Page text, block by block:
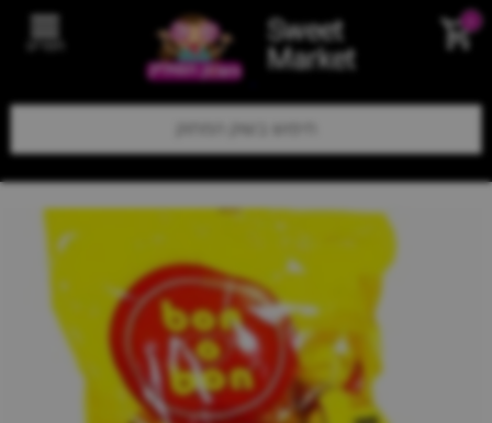
Sweet
Market תפריט